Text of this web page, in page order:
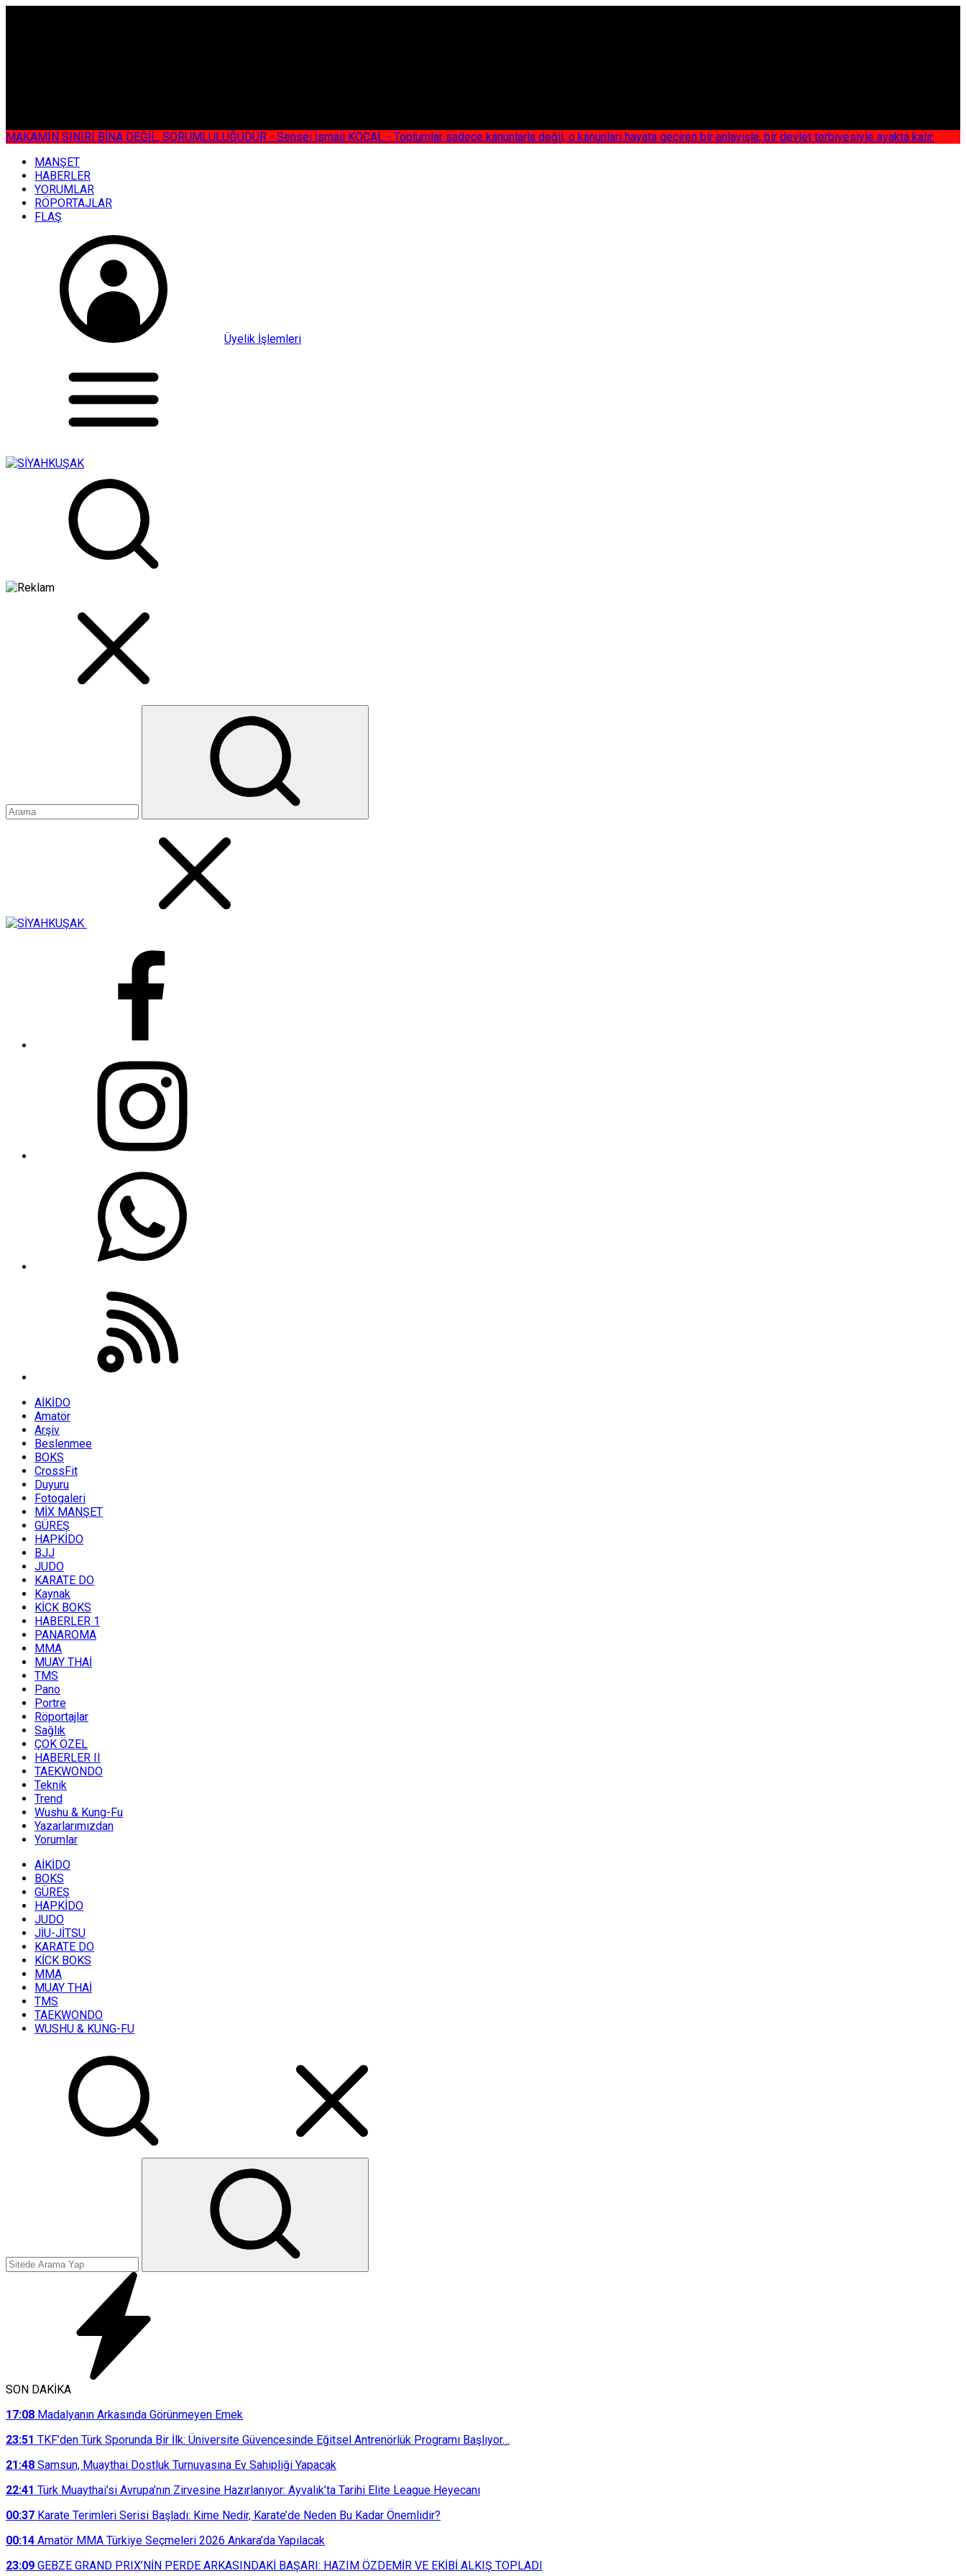
MAKAMIN SINIRI BİNA DEĞİL, SORUMLULUĞUDUR - Sensei İsmail KOCAL - Toplumlar sadece kanunlarla değil, o kanunları hayata geçiren bir anlayışla, bir devlet terbiyesiyle ayakta kalır.
MANŞET
HABERLER
YORUMLAR
RÖPORTAJLAR
FLAŞ
Üyelik İşlemleri
AİKİDO
Amatör
Arşiv
Beslenmee
BOKS
CrossFit
Duyuru
Fotogaleri
MİX MANŞET
GÜREŞ
HAPKİDO
BJJ
JUDO
KARATE DO
Kaynak
KİCK BOKS
HABERLER 1
PANAROMA
MMA
MUAY THAİ
TMS
Pano
Portre
Röportajlar
Sağlık
ÇOK ÖZEL
HABERLER II
TAEKWONDO
Teknik
Trend
Wushu & Kung-Fu
Yazarlarımızdan
Yorumlar
AİKİDO
BOKS
GÜREŞ
HAPKİDO
JUDO
JİU-JİTSU
KARATE DO
KİCK BOKS
MMA
MUAY THAİ
TMS
TAEKWONDO
WUSHU & KUNG-FU
SON DAKİKA
17:08 Madalyanın Arkasında Görünmeyen Emek
23:51 TKF’den Türk Sporunda Bir İlk: Üniversite Güvencesinde Eğitsel Antrenörlük Programı Başlıyor…
21:48 Samsun, Muaythai Dostluk Turnuvasına Ev Sahipliği Yapacak
22:41 Türk Muaythai’si Avrupa’nın Zirvesine Hazırlanıyor: Ayvalık’ta Tarihi Elite League Heyecanı
00:37 Karate Terimleri Serisi Başladı: Kime Nedir, Karate’de Neden Bu Kadar Önemlidir?
00:14 Amatör MMA Türkiye Seçmeleri 2026 Ankara’da Yapılacak
23:09 GEBZE GRAND PRIX’NİN PERDE ARKASINDAKİ BAŞARI: HAZIM ÖZDEMİR VE EKİBİ ALKIŞ TOPLADI